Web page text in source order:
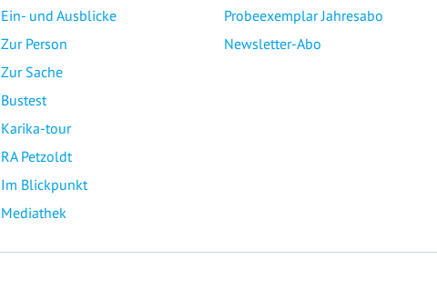
Ein- und Ausblicke
Zur Person
Zur Sache
Bustest
Karika-tour
RA Petzoldt
Im Blickpunkt
Mediathek
Probeexemplar Jahresabo
Newsletter-Abo